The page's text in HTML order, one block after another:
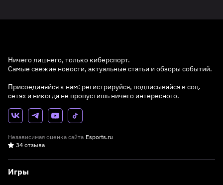
Ничего лишнего, только киберспорт.
Самые свежие новости, актуальные статьи и обзоры событий.
Присоединяйся к нам: регистрируйся, подписывайся в соц.
сетях и никогда не пропустишь ничего интересного.
Независимая оценка сайта Esports.ru
34 отзыва
Игры